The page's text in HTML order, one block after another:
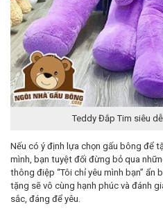
Teddy Đắp Tim siêu
Nếu có ý định lựa chọn gấu bông để
mình, bạn tuyệt đối đừng bỏ qua
thông điệp “Tôi chỉ yêu mình bạn”
tặng sẽ vô cùng hạnh phúc và đánh
sắc, đáng để yêu.